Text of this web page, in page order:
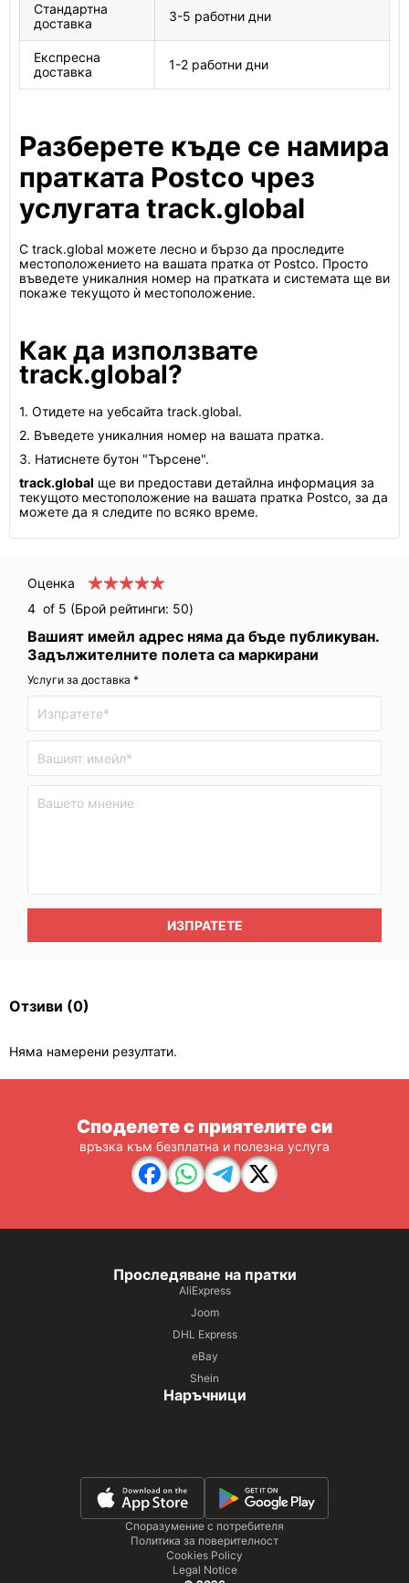
Стандартна
доставка
3-5 работни дни
Експресна
доставка
1-2 работни дни
Разберете къде се намира
пратката Postco чрез
услугата track.global
С track.global можете лесно и бързо да проследите
местоположението на вашата пратка от Postco. Просто
въведете уникалния номер на пратката и системата ще ви
покаже текущото ѝ местоположение.
Как да използвате
track.global?
1. Отидете на уебсайта track.global.
2. Въведете уникалния номер на вашата пратка.
3. Натиснете бутон "Търсене".
track.global ще ви предостави детайлна информация за
текущото местоположение на вашата пратка Postco, за да
можете да я следите по всяко време.
Оценка
4 of 5 (Брой рейтинги: 50)
Вашият имейл адрес няма да бъде публикуван.
Задължителните полета са маркирани
Услуги за доставка *
ИЗПРАТЕТЕ
Отзиви (0)
Няма намерени резултати.
Споделете с приятелите си
връзка към безплатна и полезна услуга
Проследяване на пратки
AliExpress
Joom
DHL Express
eBay
Shein
Наръчници
Споразумение с потребителя
Политика за поверителност
Cookies Policy
Legal Notice